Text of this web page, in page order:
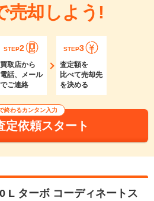
売却しよう!
STEP2
買取店から
電話、メール
でご連絡
STEP3
査定額を
比べて売却先
を決める
終わるカンタン入力
定依頼スタート
L ターボ コーディネートス